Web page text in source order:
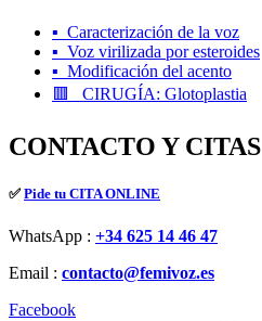
▪️ Caracterización de la voz
▪️ Voz virilizada por esteroides
▪️ Modificación del acento
🟥 CIRUGÍA: Glotoplastia
CONTACTO Y CITAS
✅ Pide tu CITA ONLINE
WhatsApp : +34 625 14 46 47
Email : contacto@femivoz.es
Facebook